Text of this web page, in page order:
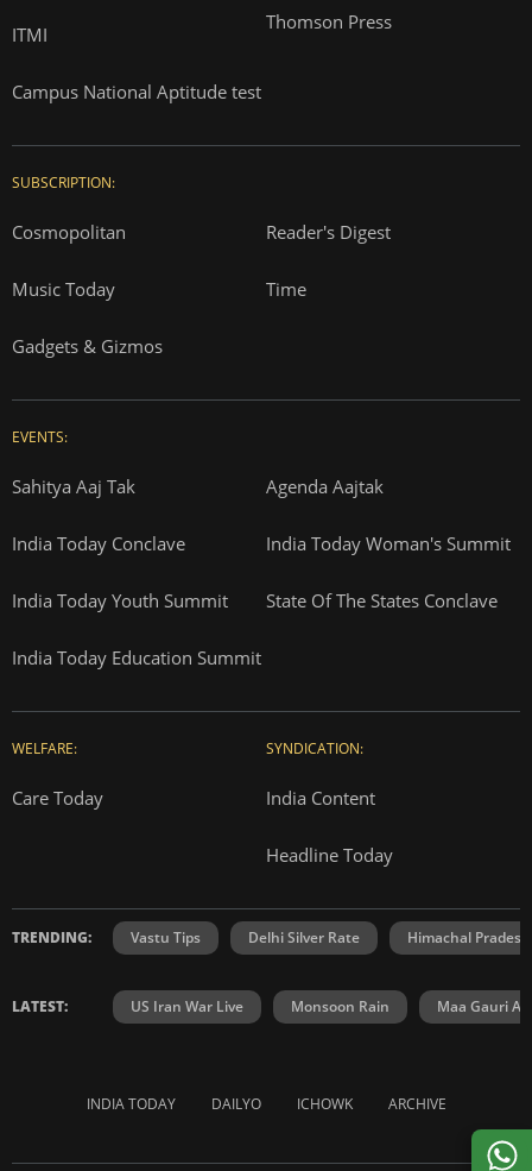
ITMI
Campus National Aptitude test
Thomson Press
SUBSCRIPTION:
Cosmopolitan Reader's Digest
Music Today Time
Gadgets & Gizmos
EVENTS:
Sahitya Aaj Tak Agenda Aajtak
India Today Conclave India Today Woman's Summit
India Today Youth Summit State Of The States Conclave
India Today Education Summit
WELFARE:
Care Today
SYNDICATION:
India Content
Headline Today
TRENDING: Vastu Tips Delhi Silver Rate Himachal
LATEST: US Iran War Live Monsoon Rain Maa Gauri
INDIA TODAY DAILYO ICHOWK ARCHIVE